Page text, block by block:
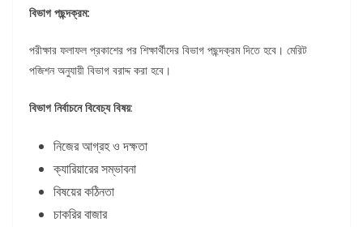
বিভাগ পছন্দক্রম:
পরীক্ষার ফলাফল প্রকাশের পর শিক্ষার্থীদের বিভাগ পছন্দক্রম দিতে হবে। মেরিট
পজিশন অনুযায়ী বিভাগ বরাদ্দ করা হবে।
বিভাগ নির্বাচনে বিবেচ্য বিষয়:
নিজের আগ্রহ ও দক্ষতা
ক্যারিয়ারের সম্ভাবনা
বিষয়ের কঠিনতা
চাকরির বাজার